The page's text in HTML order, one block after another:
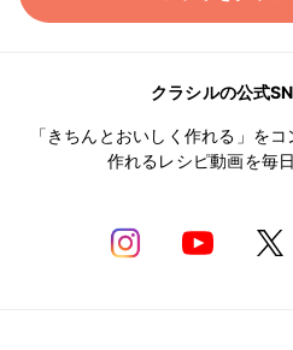
クラシルの公式
「きちんとおいしく作れる」を
作れるレシピ動画を毎